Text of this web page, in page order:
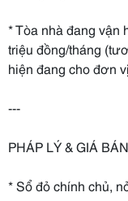
* Tòa nhà đang vận
triệu đồng/tháng
hiện đang cho đơn
---
PHÁP LÝ & GIÁ BÁN
* Sổ đỏ chính chủ,